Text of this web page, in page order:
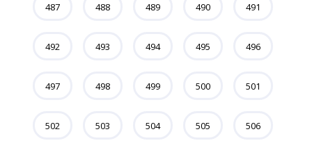
487 488 489 490 491
492 493 494 495 496
497 498 499 500 501
502 503 504 505 506